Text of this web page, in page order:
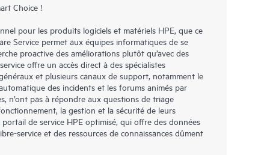
Choice !
pour les produits logiciels et matériels HPE, que ce
Service permet aux équipes informatiques de se
proactive des améliorations plutôt qu’avec des
offre un accès direct à des spécialistes
et plusieurs canaux de support, notamment le
des incidents et les forums animés par
n’ont pas à répondre aux questions de triage
la gestion et la sécurité de leurs
de service HPE optimisé, qui offre des données
service et des ressources de connaissances dûment